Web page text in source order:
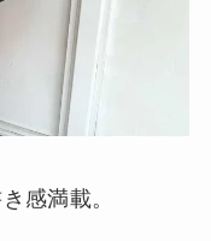
感満載。